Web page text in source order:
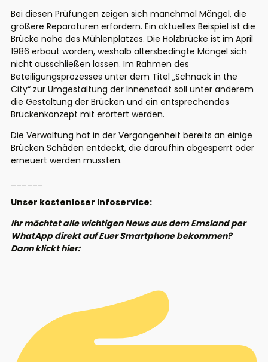
Bei diesen Prüfungen zeigen sich manchmal Mängel, die
größere Reparaturen erfordern. Ein aktuelles Beispiel ist die
Brücke nahe des Mühlenplatzes. Die Holzbrücke ist im April
1986 erbaut worden, weshalb altersbedingte Mängel sich
nicht ausschließen lassen. Im Rahmen des
Beteiligungsprozesses unter dem Titel „Schnack in the
City“ zur Umgestaltung der Innenstadt soll unter anderem
die Gestaltung der Brücken und ein entsprechendes
Brückenkonzept mit erörtert werden.
Die Verwaltung hat in der Vergangenheit bereits an einige
Brücken Schäden entdeckt, die daraufhin abgesperrt oder
erneuert werden mussten.
Unser kostenloser Infoservice:
Ihr möchtet alle wichtigen News aus dem Emsland per
WhatApp direkt auf Euer Smartphone bekommen?
Dann klickt hier: